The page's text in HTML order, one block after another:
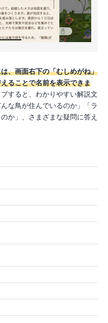
、画面右下の「むしめがね」
ることで名前を表示できま
すると、わかりやすい解説文
な鳥が住んでいるのか」「ラ
か」、さまざまな疑問に答え